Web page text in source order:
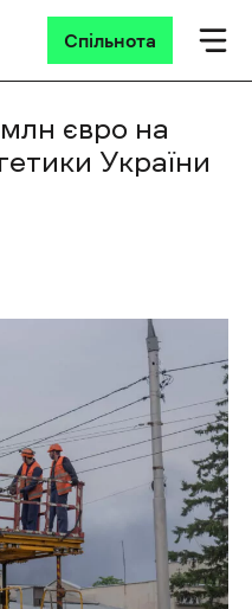
Спільнота
млн євро на
України